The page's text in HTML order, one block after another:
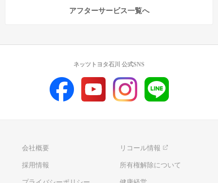
アフターサービス一覧へ
会社概要 リコール情報
採用情報 所有権解除について
ネッツトヨタ石川 公式SNS